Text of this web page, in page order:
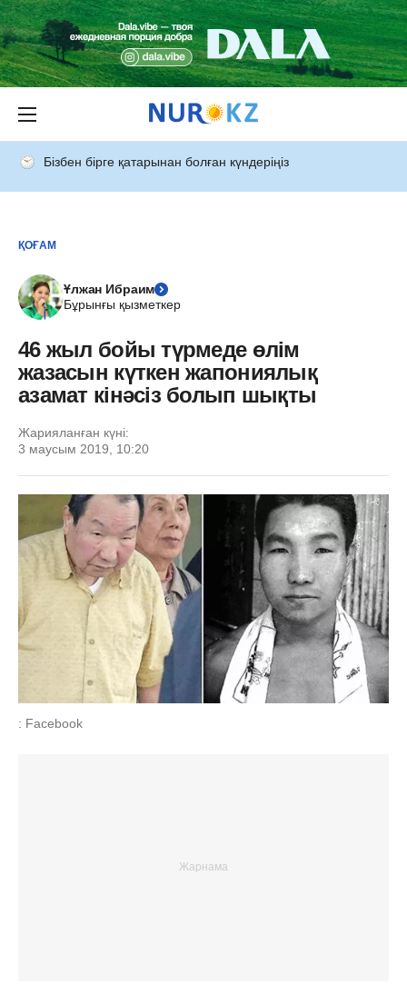
Бізбен бірге қатарынан болған күндеріңіз
ҚОҒАМ
Ұлжан Ибраим
Бұрынғы қызметкер
46 жыл бойы түрмеде өлім
жазасын күткен жапониялық
азамат кінәсіз болып шықты
Жарияланған күні:
3 маусым 2019, 10:20
: Facebook